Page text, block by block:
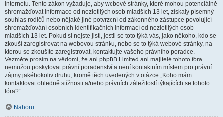
internetu. Tento zákon vyžaduje, aby webové stránky, které mohou potenciálně
shromažďovat informace od nezletilých osob mladších 13 let, získaly písemný
souhlas rodičů nebo nějaké jiné potvrzení od zákonného zástupce povolující
shromažďování osobních identifikačních informací od nezletilých osob
mladších 13 let. Pokud si nejste jisti, jestli se toto týká vás, jako někoho, kdo se
zkouší zaregistrovat na webovou stránku, nebo se to týká webové stránky, na
kterou se zkoušíte zaregistrovat, kontaktujte vašeho právního poradce.
Vezměte prosím na vědomí, že ani phpBB Limited ani majitelé tohoto fóra
nemůžou poskytovat právní poradenství a není kontaktním místem pro právní
zájmy jakéhokoliv druhu, kromě těch uvedených v otázce „Koho mám
kontaktovat ohledně stížnosti a/nebo právních záležitostí týkajících se tohoto
fóra?“.
Nahoru